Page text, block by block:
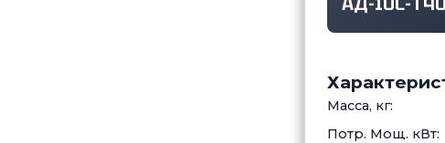
Масса, кг:
Потр. Мощ. кВт: